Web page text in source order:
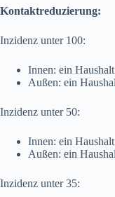
Kontaktreduzierung:
Inzidenz unter 100:
Innen: ein
Außen: ein
Inzidenz unter 50:
Innen: ein
Außen: ein
Inzidenz unter 35: